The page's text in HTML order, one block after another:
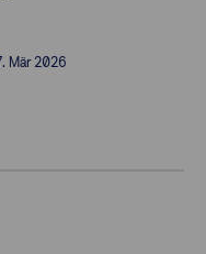
Mär 2026